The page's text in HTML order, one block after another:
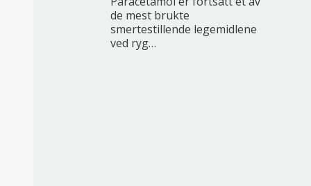
de mest brukte
smertestillende legemidlene
ved ryg…